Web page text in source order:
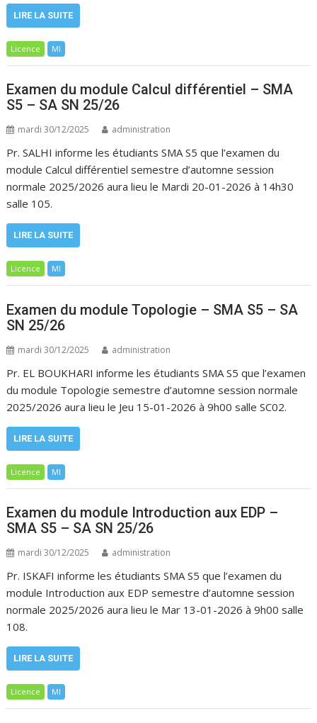
LIRE LA SUITE
Licence MI
Examen du module Calcul différentiel – SMA
S5 – SA SN 25/26
mardi 30/12/2025 administration
Pr. SALHI informe les étudiants SMA S5 que l’examen du
module Calcul différentiel semestre d’automne session
normale 2025/2026 aura lieu le Mardi 20-01-2026 à 14h30
salle 105.
LIRE LA SUITE
Licence MI
Examen du module Topologie – SMA S5 – SA
SN 25/26
mardi 30/12/2025 administration
Pr. EL BOUKHARI informe les étudiants SMA S5 que l’examen
du module Topologie semestre d’automne session normale
2025/2026 aura lieu le Jeu 15-01-2026 à 9h00 salle SC02.
LIRE LA SUITE
Licence MI
Examen du module Introduction aux EDP –
SMA S5 – SA SN 25/26
mardi 30/12/2025 administration
Pr. ISKAFI informe les étudiants SMA S5 que l’examen du
module Introduction aux EDP semestre d’automne session
normale 2025/2026 aura lieu le Mar 13-01-2026 à 9h00 salle
108.
LIRE LA SUITE
Licence MI